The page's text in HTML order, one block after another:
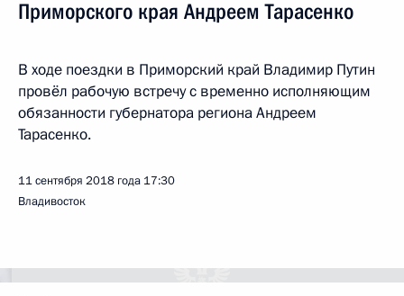
Приморского края Андреем Тарасенко
В ходе поездки в Приморский край Владимир Путин
провёл рабочую встречу с временно исполняющим
обязанности губернатора региона Андреем
Тарасенко.
11 сентября 2018 года 17:30
Владивосток